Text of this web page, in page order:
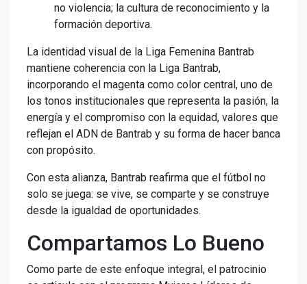
no violencia; la cultura de reconocimiento y la
formación deportiva.
La identidad visual de la Liga Femenina Bantrab
mantiene coherencia con la Liga Bantrab,
incorporando el magenta como color central, uno de
los tonos institucionales que representa la pasión, la
energía y el compromiso con la equidad, valores que
reflejan el ADN de Bantrab y su forma de hacer banca
con propósito.
Con esta alianza, Bantrab reafirma que el fútbol no
solo se juega: se vive, se comparte y se construye
desde la igualdad de oportunidades.
Compartamos Lo Bueno
Como parte de este enfoque integral, el patrocinio